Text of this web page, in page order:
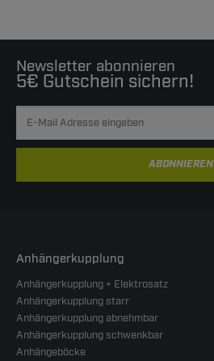
Newsletter abonnieren
5€ Gutschein sichern!
ABONNIEREN
Anhängerkupplung
Anhängerkupplung + Elektrosatz
Anhängerkupplung starr
Anhängerkupplung abnehmbar
Anhängerkupplung schwenkbar
Anhängeböcke